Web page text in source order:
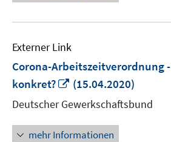
Externer Link
Corona-Arbeitszeitverordnung
konkret?
In
neuem
Fenster
öffnen
(15.04.2020)
Deutscher Gewerkschaftsbund
mehr Informationen